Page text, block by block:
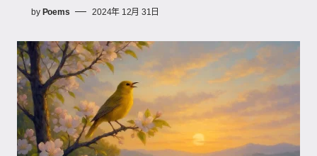
by Poems 2024年 12月 31日